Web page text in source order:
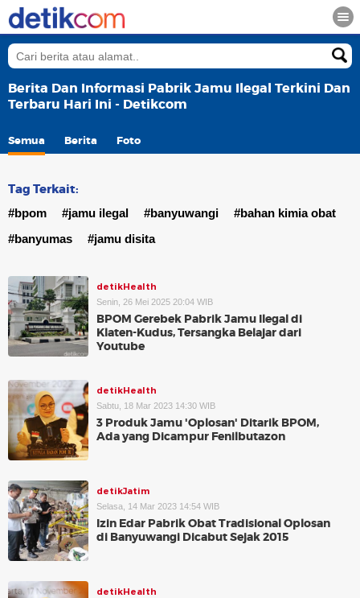
Berita Dan Informasi Pabrik Jamu Ilegal Terkini Dan
Terbaru Hari Ini - Detikcom
Semua Berita Foto
Tag Terkait:
#bpom #jamu ilegal #banyuwangi
#bahan kimia obat
#banyumas
#jamu disita
detikHealth
Senin, 26 Mei 2025 20:04 WIB
BPOM Gerebek Pabrik Jamu Ilegal di
Klaten-Kudus, Tersangka Belajar dari
Youtube
detikHealth
Sabtu, 18 Mar 2023 14:30 WIB
3 Produk Jamu 'Oplosan' Ditarik BPOM,
Ada yang Dicampur Fenilbutazon
detikJatim
Selasa, 14 Mar 2023 14:54 WIB
Izin Edar Pabrik Obat Tradisional Oplosan
di Banyuwangi Dicabut Sejak 2015
detikHealth